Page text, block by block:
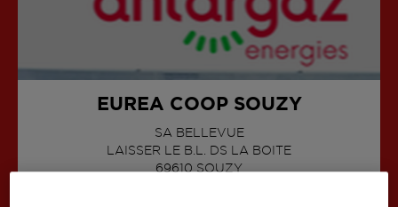
EUREA COOP SOUZY
SA BELLEVUE
LAISSER LE B.L. DS LA BOITE
69610 SOUZY
AFFICHER LE TÉLÉPHONE